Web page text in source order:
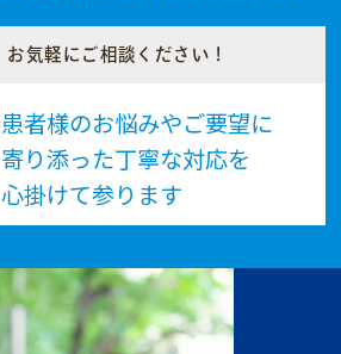
お気軽にご相談ください！
患者様のお悩みやご要望に
寄り添った丁寧な対応を
心掛けて参ります